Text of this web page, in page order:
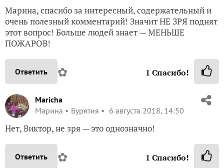
Марина, спасибо за интересный, содержательный и
очень полезный комментарий! Значит НЕ ЗРЯ поднят
этот вопрос! Больше людей знает — МЕНЬШЕ
ПОЖАРОВ!
Ответить ✿ 1 Спасибо!
Maricha
Марина
Бурятия 6 августа 2018, 14:50
Нет, Виктор, не зря — это однозначно!
Ответить ✿ 1 Спасибо!